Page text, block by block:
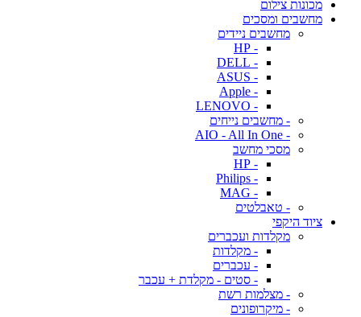
מכונות צילום
מחשבים ומסכים
מחשבים ניידים
- HP
- DELL
- ASUS
- Apple
- LENOVO
- מחשבים נייחים
- AIO - All In One
מסכי מחשב
- HP
- Philips
- MAG
- טאבלטים
ציוד היקפי
מקלדות ועכברים
- מקלדות
- עכברים
- סטים - מקלדת + עכבר
- מצלמות רשת
- מיקרופונים